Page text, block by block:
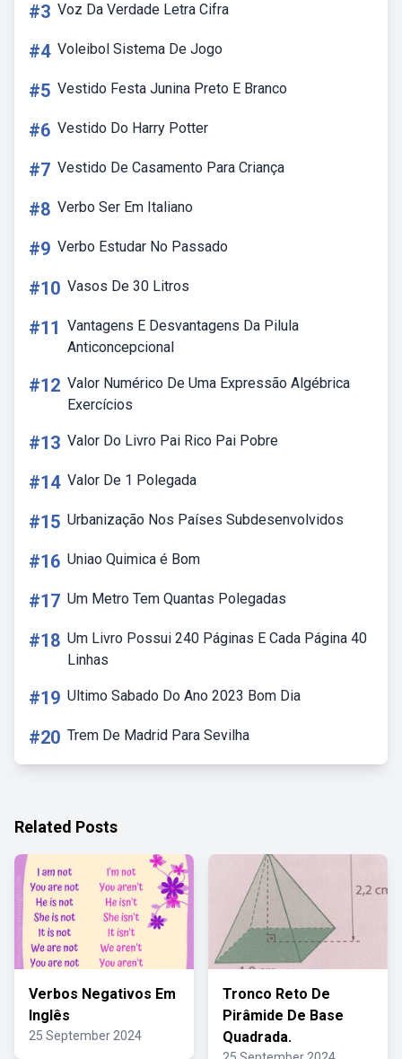
#3 Voz Da Verdade Letra Cifra
#4 Voleibol Sistema De Jogo
#5 Vestido Festa Junina Preto E Branco
#6 Vestido Do Harry Potter
#7 Vestido De Casamento Para Criança
#8 Verbo Ser Em Italiano
#9 Verbo Estudar No Passado
#10 Vasos De 30 Litros
#11 Vantagens E Desvantagens Da Pilula
Anticoncepcional
#12 Valor Numérico De Uma Expressão Algébrica
Exercícios
#13 Valor Do Livro Pai Rico Pai Pobre
#14 Valor De 1 Polegada
#15 Urbanização Nos Países Subdesenvolvidos
#16 Uniao Quimica é Bom
#17 Um Metro Tem Quantas Polegadas
#18 Um Livro Possui 240 Páginas E Cada Página 40
Linhas
#19 Ultimo Sabado Do Ano 2023 Bom Dia
#20 Trem De Madrid Para Sevilha
Related Posts
Verbos Negativos Em
Inglês
25 September 2024
Tronco Reto De
Pirâmide De Base
Quadrada.